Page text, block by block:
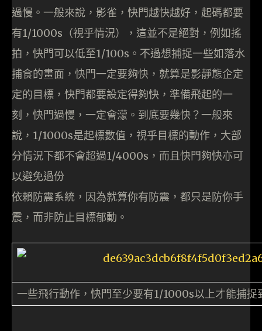
過慢。一般來說，影雀，快門越快越好，起碼都要
有1/1000s（視乎情況），這並不是絕對，例如搖
拍，快門可以低至1/100s。不過想捕捉一些如落水
捕食的畫面，快門一定要夠快，就算是影靜態企定
定的目標，快門都要設定得夠快，準備飛起的一
刻，快門過慢，一定會濛。到底要幾快？一般來
說，1/1000s是起標數值，視乎目標的動作，大部
分情況下都不會超過1/4000s，而且快門夠快亦可
以避免過份
依賴防震系統，因為就算你有防震，都只是防你手
震，而非防止目標郁動。
一些飛行動作，快門至少要有1/1000s以上才能捕捉